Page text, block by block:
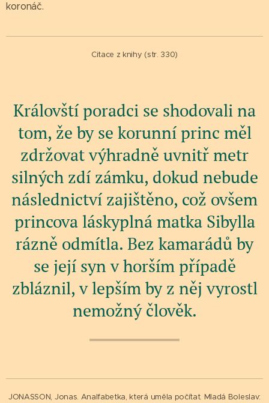
koronáč.
Citace z knihy (str. 330)
Královští poradci se shodovali na
tom, že by se korunní princ měl
zdržovat výhradně uvnitř metr
silných zdí zámku, dokud nebude
následnictví zajištěno, což ovšem
princova láskyplná matka Sibylla
rázně odmítla. Bez kamarádů by
se její syn v horším případě
zbláznil, v lepším by z něj vyrostl
nemožný člověk.
JONASSON, Jonas. Analfabetka, která uměla počítat. Mladá Boleslav: